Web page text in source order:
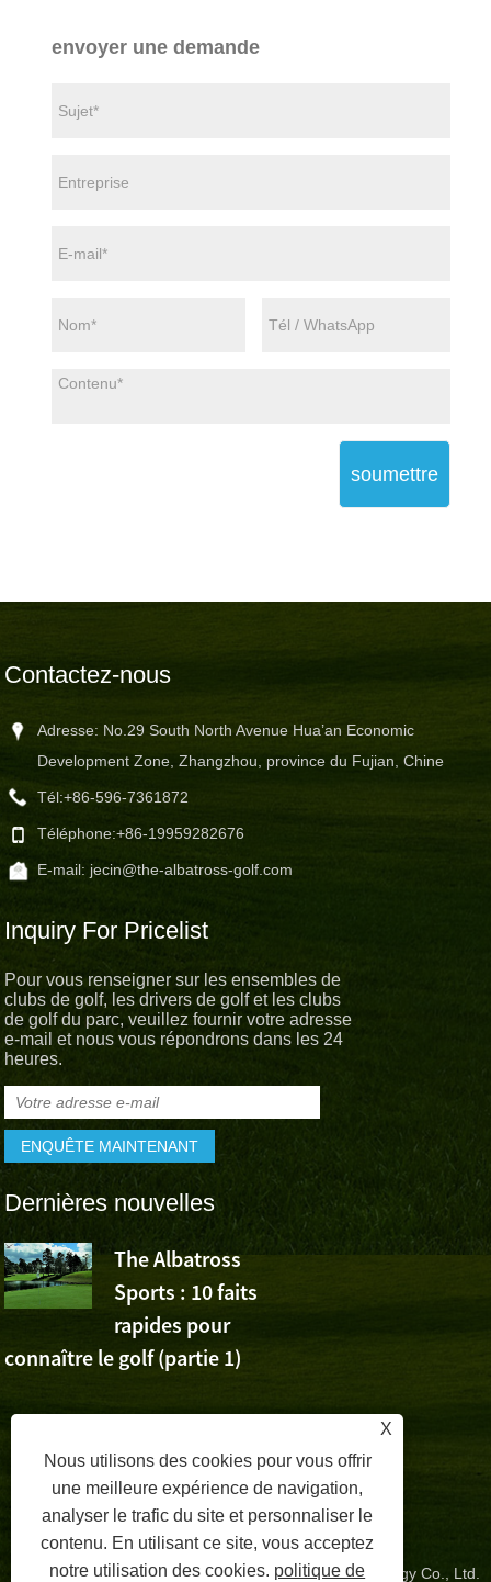
envoyer une demande
soumettre
Contactez-nous
Adresse: No.29 South North Avenue Hua’an Economic
Development Zone, Zhangzhou, province du Fujian, Chine
Tél:+86-596-7361872
Téléphone:+86-19959282676
E-mail: jecin@the-albatross-golf.com
Inquiry For Pricelist
Pour vous renseigner sur les ensembles de
clubs de golf, les drivers de golf et les clubs
de golf du parc, veuillez fournir votre adresse
e-mail et nous vous répondrons dans les 24
heures.
Dernières nouvelles
The Albatross
Sports : 10 faits
rapides pour
connaître le golf (partie 1)
L’Albatross
Copyright © 2024 Zhangzhou Albatross Sports Technology Co., Ltd.
X
Nous utilisons des cookies pour vous offrir
une meilleure expérience de navigation,
analyser le trafic du site et personnaliser le
contenu. En utilisant ce site, vous acceptez
notre utilisation des cookies. politique de